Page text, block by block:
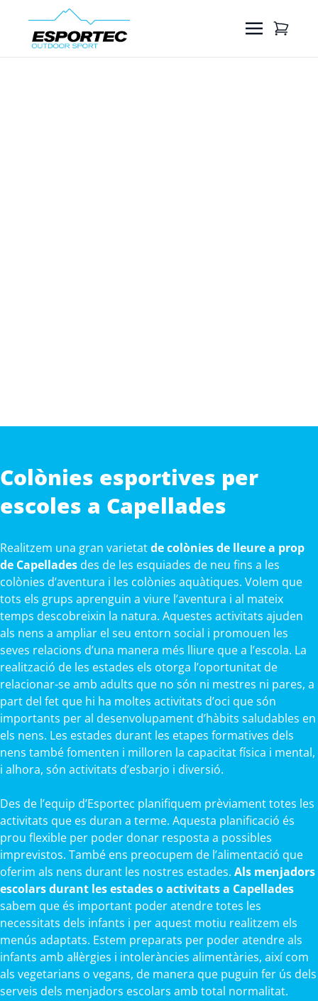
Colònies esportives per
escoles a Capellades
Realitzem una gran varietatde colònies de lleure a prop
de Capelladesdes de les esquiades de neu fins a les
colònies d’aventura i les colònies aquàtiques. Volem que
tots els grups aprenguin a viure l’aventura i al mateix
temps descobreixin la natura. Aquestes activitats ajuden
als nens a ampliar el seu entorn social i promouen les
seves relacions d’una manera més lliure que a l’escola. La
realització de les estades els otorga l’oportunitat de
relacionar-se amb adults que no són ni mestres ni pares, a
part del fet que hi ha moltes activitats d’oci que són
importants per al desenvolupament d’hàbits saludables en
els nens. Les estades durant les etapes formatives dels
nens també fomenten i milloren la capacitat física i mental,
i alhora, són activitats d’esbarjo i diversió.
Des de l’equip d’Esportec planifiquem prèviament totes les
activitats que es duran a terme. Aquesta planificació és
prou flexible per poder donar resposta a possibles
imprevistos. També ens preocupem de l’alimentació que
oferim als nens durant les nostres estades. Als menjadors
escolars durant les estades o activitats a Capellades
sabem que és important poder atendre totes les
necessitats dels infants i per aquest motiu realitzem els
menús adaptats. Estem preparats per poder atendre als
infants amb al·lèrgies i intoleràncies alimentàries, així com
als vegetarians o vegans, de manera que puguin fer ús dels
serveis dels menjadors escolars amb total normalitat.